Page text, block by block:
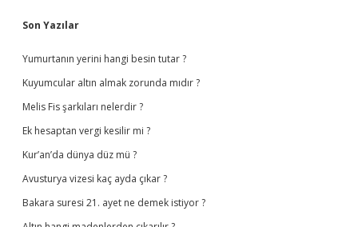
Sidebar
Son Yazılar
Yumurtanın yerini hangi besin tutar ?
Kuyumcular altın almak zorunda mıdır ?
Melis Fis şarkıları nelerdir ?
Ek hesaptan vergi kesilir mi ?
Kur’an’da dünya düz mü ?
Avusturya vizesi kaç ayda çıkar ?
Bakara suresi 21. ayet ne demek istiyor ?